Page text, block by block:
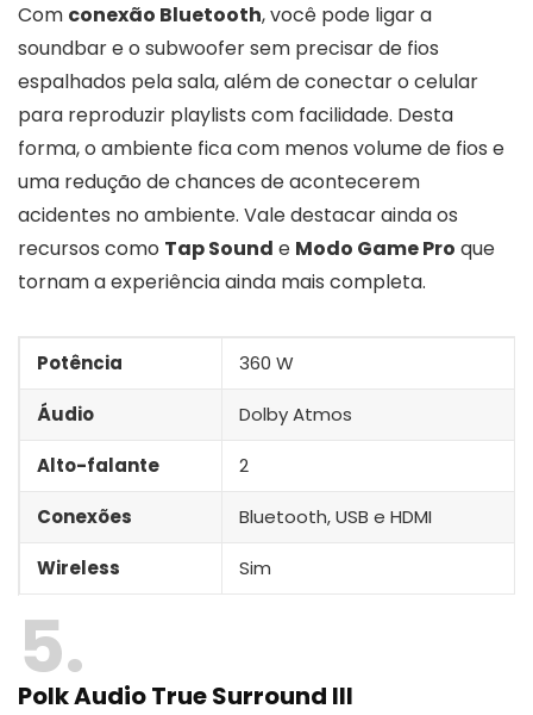
Com conexão Bluetooth, você pode ligar a
soundbar e o subwoofer sem precisar de fios
espalhados pela sala, além de conectar o celular
para reproduzir playlists com facilidade. Desta
forma, o ambiente fica com menos volume de fios e
uma redução de chances de acontecerem
acidentes no ambiente. Vale destacar ainda os
recursos como Tap Sound e Modo Game Pro que
tornam a experiência ainda mais completa.
Potência 360 W
Áudio Dolby Atmos
Alto-falante 2
Conexões Bluetooth, USB e HDMI
Wireless Sim
5
Polk Audio True Surround III